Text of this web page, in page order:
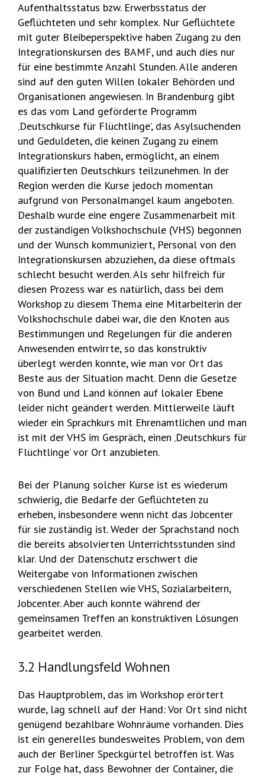
Aufenthaltsstatus bzw. Erwerbsstatus der
Geflüchteten und sehr komplex. Nur Geflüchtete
mit guter Bleibeperspektive haben Zugang zu den
Integrationskursen des BAMF, und auch dies nur
für eine bestimmte Anzahl Stunden. Alle anderen
sind auf den guten Willen lokaler Behörden und
Organisationen angewiesen. In Brandenburg gibt
es das vom Land geförderte Programm
‚Deutschkurse für Flüchtlinge’, das Asylsuchenden
und Geduldeten, die keinen Zugang zu einem
Integrationskurs haben, ermöglicht, an einem
qualifizierten Deutschkurs teilzunehmen. In der
Region werden die Kurse jedoch momentan
aufgrund von Personalmangel kaum angeboten.
Deshalb wurde eine engere Zusammenarbeit mit
der zuständigen Volkshochschule (VHS) begonnen
und der Wunsch kommuniziert, Personal von den
Integrationskursen abzuziehen, da diese oftmals
schlecht besucht werden. Als sehr hilfreich für
diesen Prozess war es natürlich, dass bei dem
Workshop zu diesem Thema eine Mitarbeiterin der
Volkshochschule dabei war, die den Knoten aus
Bestimmungen und Regelungen für die anderen
Anwesenden entwirrte, so das konstruktiv
überlegt werden konnte, wie man vor Ort das
Beste aus der Situation macht. Denn die Gesetze
von Bund und Land können auf lokaler Ebene
leider nicht geändert werden. Mittlerweile läuft
wieder ein Sprachkurs mit Ehrenamtlichen und man
ist mit der VHS im Gespräch, einen ‚Deutschkurs für
Flüchtlinge’ vor Ort anzubieten.
Bei der Planung solcher Kurse ist es wiederum
schwierig, die Bedarfe der Geflüchteten zu
erheben, insbesondere wenn nicht das Jobcenter
für sie zuständig ist. Weder der Sprachstand noch
die bereits absolvierten Unterrichtsstunden sind
klar. Und der Datenschutz erschwert die
Weitergabe von Informationen zwischen
verschiedenen Stellen wie VHS, Sozialarbeitern,
Jobcenter. Aber auch konnte während der
gemeinsamen Treffen an konstruktiven Lösungen
gearbeitet werden.
3.2 Handlungsfeld Wohnen
Das Hauptproblem, das im Workshop erörtert
wurde, lag schnell auf der Hand: Vor Ort sind nicht
genügend bezahlbare Wohnräume vorhanden. Dies
ist ein generelles bundesweites Problem, von dem
auch der Berliner Speckgürtel betroffen ist. Was
zur Folge hat, dass Bewohner der Container, die